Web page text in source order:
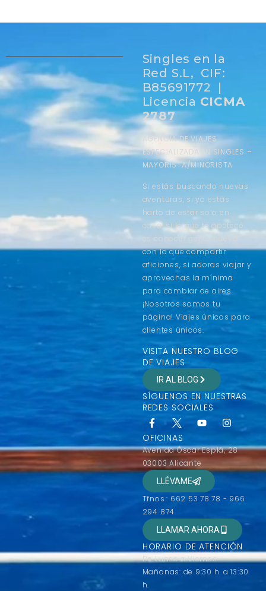
Singles en la
Red S.L, CIF:
B85691772 |
Licencia CICMA
2787
AGENCIA DE VIAJES
ESPECIALIZADA EN SINGLES –
MAYORISTA/MINORISTA
Si estás buscando nuevas
aventuras, si ya estás
harto de estar solo en
casa, si lo que te apetece
es conocer gente nueva
con la que compartir
aficiones, si adoras viajar y
aprovechas la mínima
para cambiar de aires
¡Nosotros somos tu
página! Viajes únicos para
clientes únicos.
VISITA NUESTRO BLOG
DE VIAJES
IR AL BLOG
SÍGUENOS EN NUESTRAS
REDES SOCIALES
OFICINAS
Avenida Óscar Esplá, 28
03003 Alicante
LLÉVAME
Tfnos.: 662 53 78 78 - 966
294 874
LLAMAR AHORA
HORARIO DE ATENCIÓN
De Lunes a Viernes
Mañanas: de 9:30 h. a 13:30
h.